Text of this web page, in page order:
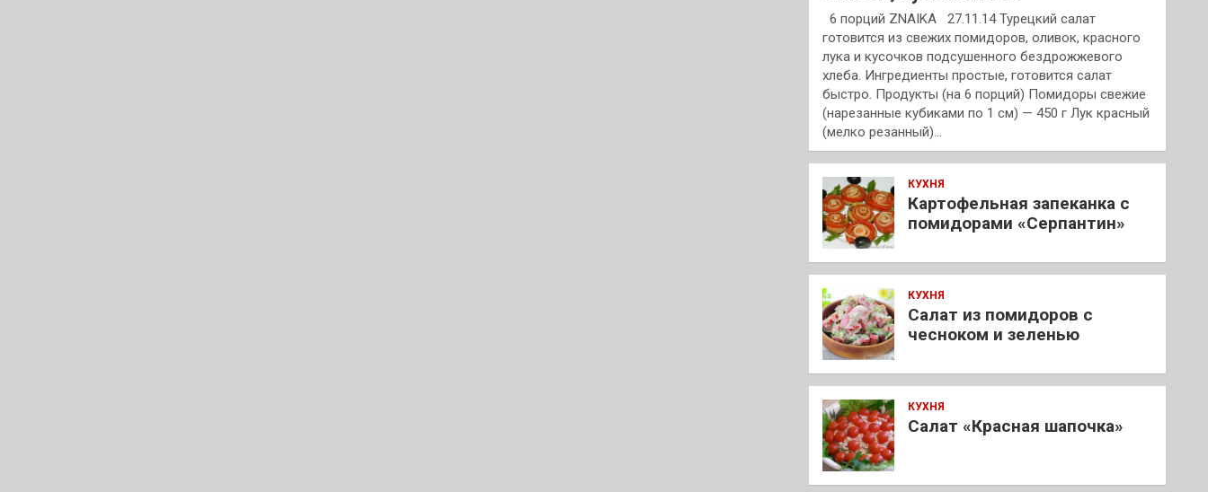
6 порций ZNAIKA 27.11.14 Турецкий салат
готовится из свежих помидоров, оливок, красного
лука и кусочков подсушенного бездрожжевого
хлеба. Ингредиенты простые, готовится салат
быстро. Продукты (на 6 порций) Помидоры свежие
(нарезанные кубиками по 1 см) — 450 г Лук красный
(мелко резанный)…
КУХНЯ
Картофельная запеканка с
помидорами «Серпантин»
КУХНЯ
Салат из помидоров с
чесноком и зеленью
КУХНЯ
Салат «Красная шапочка»